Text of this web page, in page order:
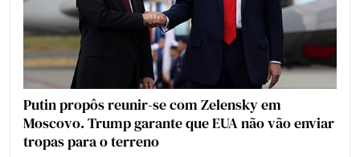
Putin propôs reunir-se com Zelensky em
Moscovo. Trump garante que EUA não vão enviar
tropas para o terreno